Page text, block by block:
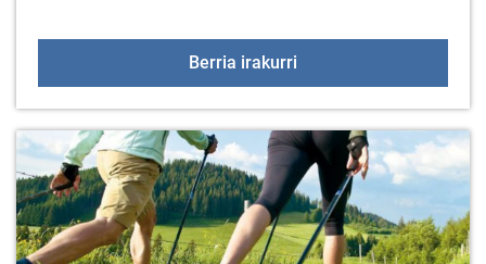
Berria irakurri